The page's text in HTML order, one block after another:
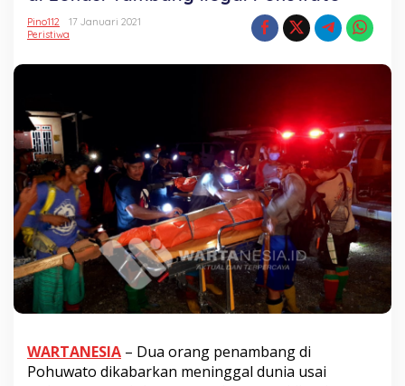
Tewas
Ilegal
Pino112
17 Januari 2021
Peristiwa
WARTANESIA – Dua orang penambang di
Pohuwato dikabarkan meninggal dunia usai